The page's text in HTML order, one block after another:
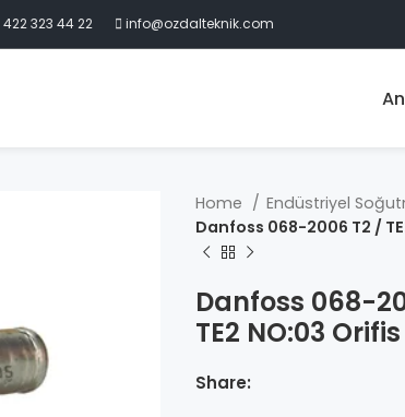
323 44 22 info@ozdalteknik.com
Home Endüstriyel
Danfoss 068-2006 T2 /
Danfoss 068-
TE2 NO:03 Orifis
Share: